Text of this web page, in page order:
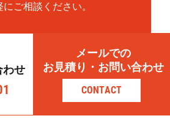
にご相談ください。
わせ
メールでの
お見積り・お問い合わせ
CONTACT